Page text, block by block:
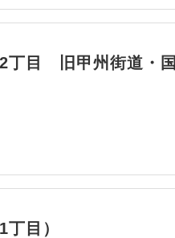
2丁目 旧甲州街道・国
目）